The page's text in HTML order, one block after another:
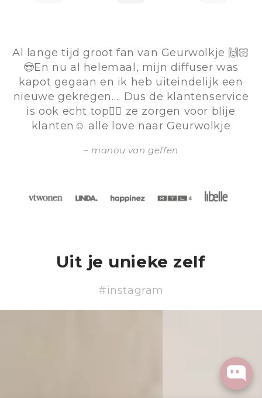
Al lange tijd groot fan van Geurwolkje 🙌🏻
😍En nu al helemaal, mijn diffuser was
kapot gegaan en ik heb uiteindelijk een
nieuwe gekregen…. Dus de klantenservice
is ook echt top👌🏻 ze zorgen voor blije
klanten☺️ alle love naar Geurwolkje
manou van geffen
Uit je unieke zelf
#instagram